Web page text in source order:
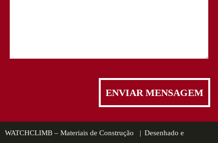
WATCHCLIMB – Materiais de Construção | Desenhado e